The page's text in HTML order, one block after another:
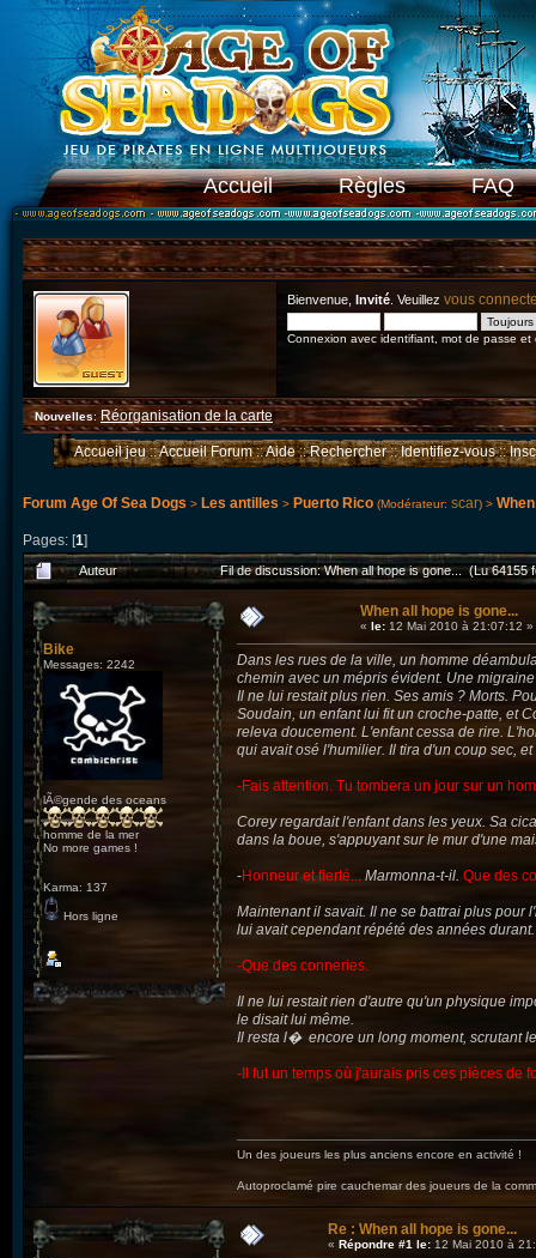
Accueil Règles FAQ
Bienvenue, Invité . Veuillez vous
Connexion avec identifiant, mot de passe et
Nouvelles: Réorganisation de la carte
Accueil jeu::Accueil Forum::Aide::Rechercher::Identifiez-vous::
Forum Age Of Sea Dogs > Les antilles > Puerto Rico (Modérateur: scar) >
Pages: [1]
Auteur Fil de discussion: When all hope is gone... (Lu 64155
Bike
Messages: 2242
lÃ©gende des oceans
homme de la mer
No more games !
Karma: 137
Hors ligne
When all hope is gone...
« le: 12 Mai 2010 à 21:07:12 »
Dans les rues de la ville, un homme
chemin avec un mépris évident. Une
Il ne lui restait plus rien. Ses amis ? Morts.
Soudain, un enfant lui fit un croche-patte, et
releva doucement. L'enfant cessa de rire.
qui avait osé l'humilier. Il tira d'un coup sec,
-Fais attention. Tu tombera un jour sur un
Corey regardait l'enfant dans les yeux. Sa
dans la boue, s'appuyant sur le mur d'une
-Honneur et fierté... Marmonna-t-il. Que des
Maintenant il savait. Il ne se battrai plus pour
lui avait cependant répété des années
-Que des conneries.
Il ne lui restait rien d'autre qu'un physique
le disait lui même.
Il resta l� encore un long moment, scrutant
-Il fut un temps où j'aurais pris ces pièces de
Un des joueurs les plus anciens encore en activité !
Autoproclamé pire cauchemar des joueurs de la
Re : When all hope is gone...
« Répondre #1 le: 12 Mai 2010 à